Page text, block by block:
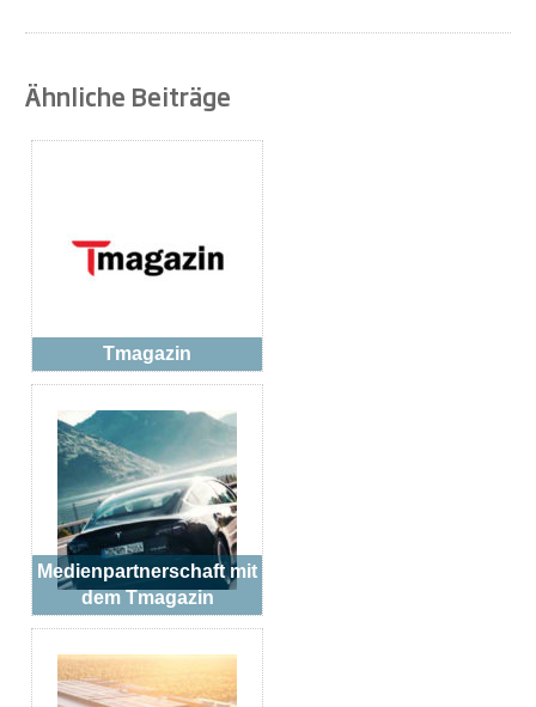
Ähnliche Beiträge
Tmagazin
Medienpartnerschaft mit
dem Tmagazin